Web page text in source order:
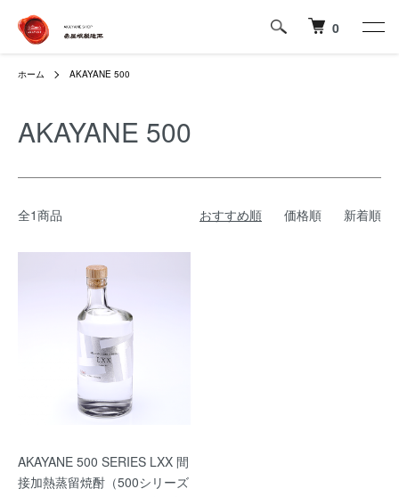
0
ホーム AKAYANE 500
AKAYANE 500
全1商品 おすすめ順 価格順 新着順
AKAYANE 500 SERIES LXX 間
接加熱蒸留焼酎（500シリーズ